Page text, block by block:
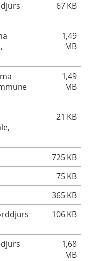
67 KB
1,49
MB
1,49
MB
21 KB
725 KB
75 KB
365 KB
106 KB
1,68
MB